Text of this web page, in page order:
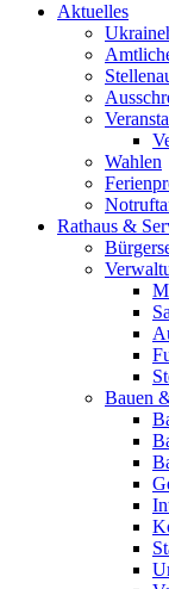
Aktuelles
Wahlen
Rathaus &
Bauen